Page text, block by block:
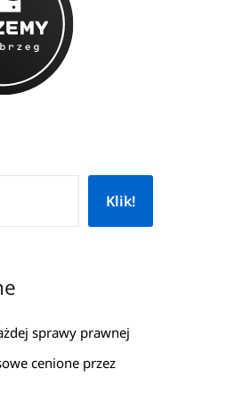
Klik!
sprawy prawnej
cenione przez